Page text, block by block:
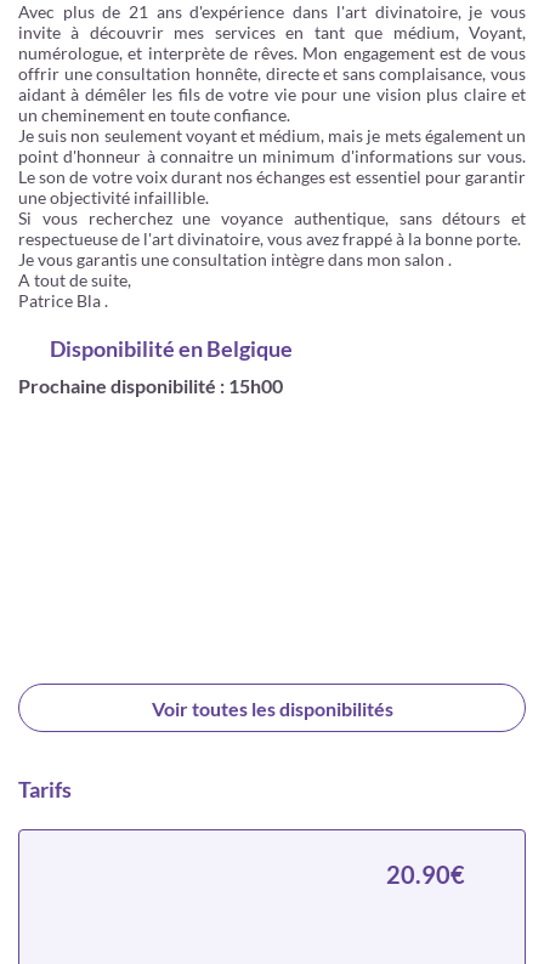
Avec plus de 21 ans d'expérience dans l'art divinatoire, je vous
invite à découvrir mes services en tant que médium, Voyant,
numérologue, et interprète de rêves. Mon engagement est de vous
offrir une consultation honnête, directe et sans complaisance, vous
aidant à démêler les fils de votre vie pour une vision plus claire et
un cheminement en toute confiance.
Je suis non seulement voyant et médium, mais je mets également un
point d'honneur à connaitre un minimum d'informations sur vous.
Le son de votre voix durant nos échanges est essentiel pour garantir
une objectivité infaillible.
Si vous recherchez une voyance authentique, sans détours et
respectueuse de l'art divinatoire, vous avez frappé à la bonne porte.
Je vous garantis une consultation intègre dans mon salon .
A tout de suite,
Patrice Bla .
Disponibilitéen Belgique
Prochaine disponibilité : 15h00
Voir toutes les disponibilités
Tarifs
20.90€